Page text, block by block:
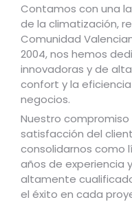
Contamos con una
de la climatización,
Comunidad
2004, nos hemos
innovadoras y de
confort y la
negocios.
Nuestro compromiso
satisfacción del
consolidarnos como
años de experiencia
altamente
el éxito en cada